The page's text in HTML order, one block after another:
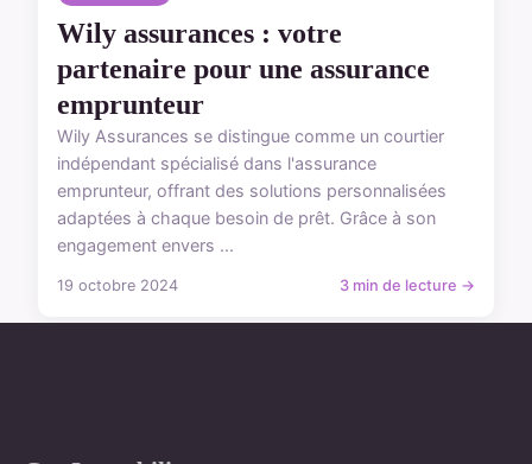
Wily assurances : votre
partenaire pour une assurance
emprunteur
Wily Assurances se distingue comme un courtier
indépendant spécialisé dans l'assurance
emprunteur, offrant des solutions personnalisées
adaptées à chaque besoin de prêt. Grâce à son
engagement envers ...
19 octobre 2024 3 min de lecture →